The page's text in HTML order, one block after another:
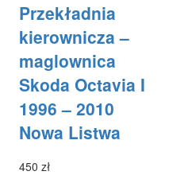
ma
wariantów.
Opcje
wybrać
na
produktu
Przekładnia
kierownicza –
maglownica
Skoda Octavia I
1996 – 2010
Nowa Listwa
450 zł